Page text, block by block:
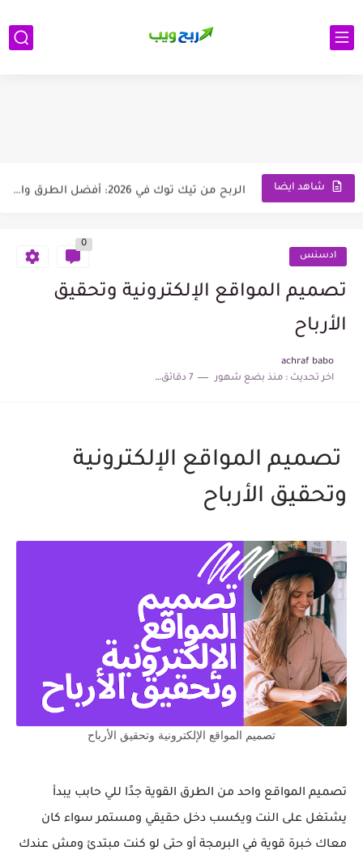
الرئيسيةالربح من الانترنت اتصل بنا
شاهد ايضا
ادسنس
0
تصميم المواقع الإلكترونية وتحقيق
الأرباح
achraf babo
اخر تحديث :منذ بضع شهور 7 دقائق للقراءة
تصميم المواقع الإلكترونية
وتحقيق الأرباح
تصميم المواقع الإلكترونية وتحقيق الأرباح
تصميم المواقع واحد من الطرق القوية جدًا للي حابب يبدأ
يشتغل على النت ويكسب دخل حقيقي ومستمر سواء كان
معاك خبرة قوية في البرمجة أو حتى لو كنت مبتدئ ومش عندك